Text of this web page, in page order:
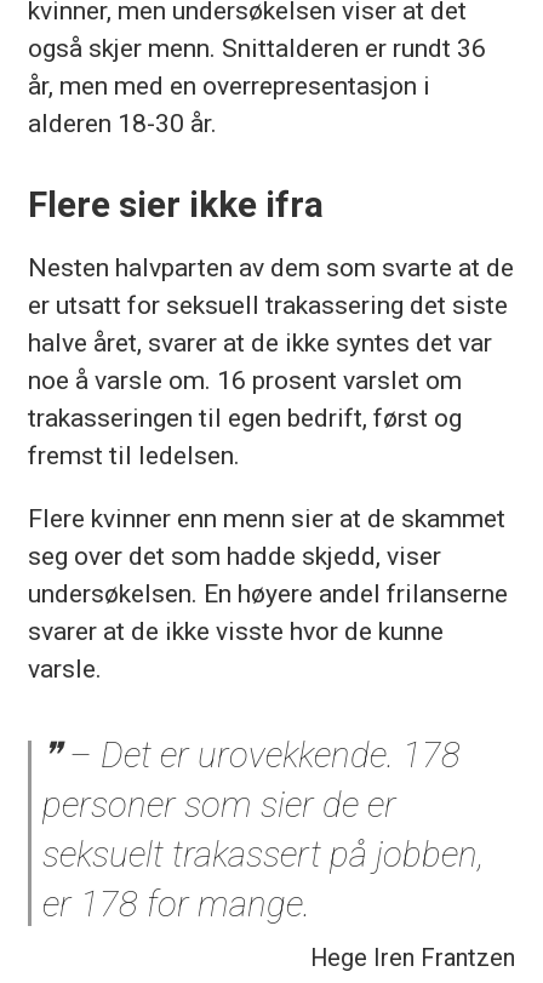
kvinner, men undersøkelsen viser at det
også skjer menn. Snittalderen er rundt 36
år, men med en overrepresentasjon i
alderen 18-30 år.
Flere sier ikke ifra
Nesten halvparten av dem som svarte at de
er utsatt for seksuell trakassering det siste
halve året, svarer at de ikke syntes det var
noe å varsle om. 16 prosent varslet om
trakasseringen til egen bedrift, først og
fremst til ledelsen.
Flere kvinner enn menn sier at de skammet
seg over det som hadde skjedd, viser
undersøkelsen. En høyere andel frilanserne
svarer at de ikke visste hvor de kunne
varsle.
– Det er urovekkende. 178
personer som sier de er
seksuelt trakassert på jobben,
er 178 for mange.
Hege Iren Frantzen